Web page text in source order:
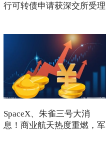
行可转债申请获深交所受理
SpaceX、朱雀三号大消
息！商业航天热度重燃，军